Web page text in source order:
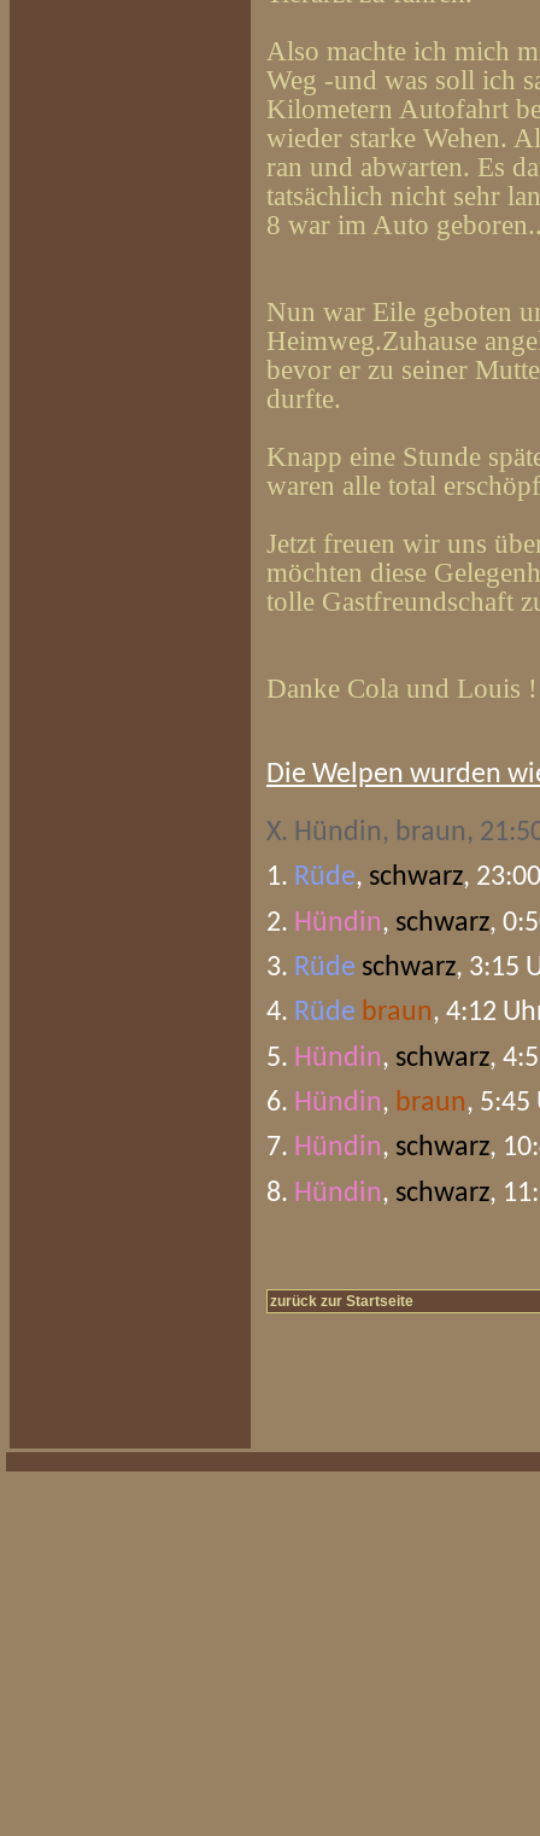
Also machte ich mich
Weg -und was soll ich
Kilometern Autofahrt
wieder starke Wehen.
ran und abwarten. Es
tatsächlich nicht sehr
8 war im Auto
Nun war Eile geboten
Heimweg.Zuhause
bevor er zu seiner
durfte.
Knapp eine Stunde
waren alle total
Jetzt freuen wir uns
möchten diese
tolle Gastfreundschaft
Danke Cola und Louis
Die Welpen wurden
X. Hündin, braun,
1. Rüde, schwarz,
2. Hündin, schwarz,
3. Rüde schwarz, 3:15
4. Rüde braun, 4:12
5. Hündin, schwarz,
6. Hündin, braun, 5:45
7. Hündin, schwarz,
8. Hündin, schwarz,
zurück zur Startseite